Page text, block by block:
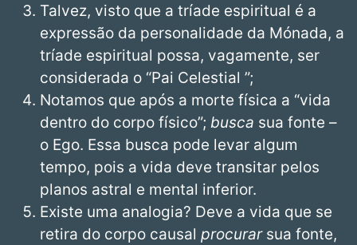
Talvez, visto que a tríade espiritual é a
expressão da personalidade da Mónada, a
tríade espiritual possa, vagamente, ser
considerada o “Pai Celestial ”;
Notamos que após a morte física a “vida
dentro do corpo físico”; busca sua fonte –
o Ego. Essa busca pode levar algum
tempo, pois a vida deve transitar pelos
planos astral e mental inferior.
Existe uma analogia? Deve a vida que se
retira do corpo causal procurar sua fonte,